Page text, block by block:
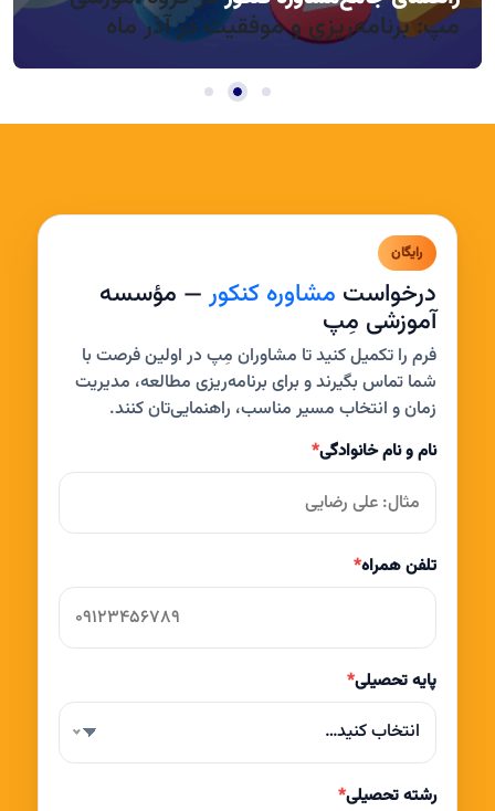
مپ: برنامه‌ریزی و موفقیت در آذر ماه
رایگان
درخواست مشاوره کنکور— مؤسسه
آموزشی مِپ
فرم را تکمیل کنید تا مشاوران مِپ در اولین فرصت با
شما تماس بگیرند و برای برنامه‌ریزی مطالعه، مدیریت
زمان و انتخاب مسیر مناسب، راهنمایی‌تان کنند.
نام و نام خانوادگی*
تلفن همراه*
پایه تحصیلی*
انتخاب کنید…
رشته تحصیلی*